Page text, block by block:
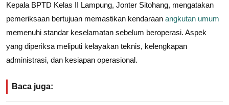
Kepala BPTD Kelas II Lampung, Jonter Sitohang, mengatakan
pemeriksaan bertujuan memastikan kendaraan angkutan umum
memenuhi standar keselamatan sebelum beroperasi. Aspek
yang diperiksa meliputi kelayakan teknis, kelengkapan
administrasi, dan kesiapan operasional.
Baca juga: